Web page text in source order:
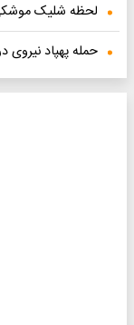
لحظه شلیک موشکی
حمله پهپاد نیروی